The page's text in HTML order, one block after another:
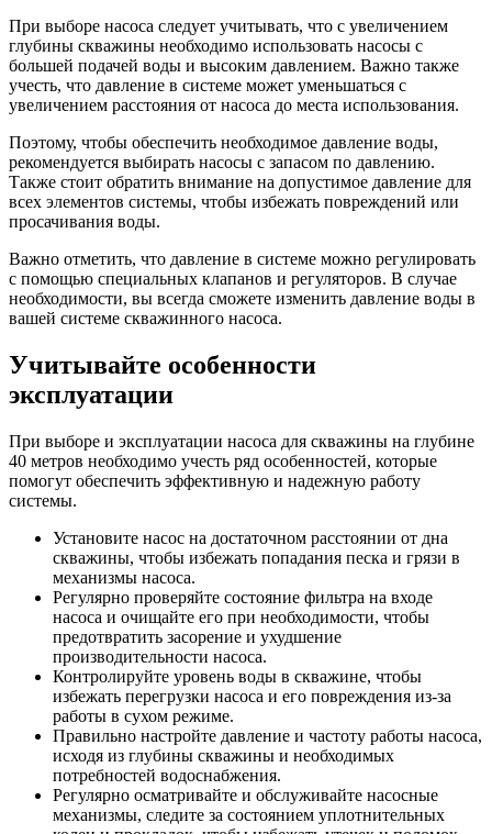
При выборе насоса следует учитывать, что с увеличением
глубины скважины необходимо использовать насосы с
большей подачей воды и высоким давлением. Важно также
учесть, что давление в системе может уменьшаться с
увеличением расстояния от насоса до места использования.
Поэтому, чтобы обеспечить необходимое давление воды,
рекомендуется выбирать насосы с запасом по давлению.
Также стоит обратить внимание на допустимое давление для
всех элементов системы, чтобы избежать повреждений или
просачивания воды.
Важно отметить, что давление в системе можно регулировать
с помощью специальных клапанов и регуляторов. В случае
необходимости, вы всегда сможете изменить давление воды в
вашей системе скважинного насоса.
Учитывайте особенности
эксплуатации
При выборе и эксплуатации насоса для скважины на глубине
40 метров необходимо учесть ряд особенностей, которые
помогут обеспечить эффективную и надежную работу
системы.
Установите насос на достаточном расстоянии от дна
скважины, чтобы избежать попадания песка и грязи в
механизмы насоса.
Регулярно проверяйте состояние фильтра на входе
насоса и очищайте его при необходимости, чтобы
предотвратить засорение и ухудшение
производительности насоса.
Контролируйте уровень воды в скважине, чтобы
избежать перегрузки насоса и его повреждения из-за
работы в сухом режиме.
Правильно настройте давление и частоту работы насоса,
исходя из глубины скважины и необходимых
потребностей водоснабжения.
Регулярно осматривайте и обслуживайте насосные
механизмы, следите за состоянием уплотнительных